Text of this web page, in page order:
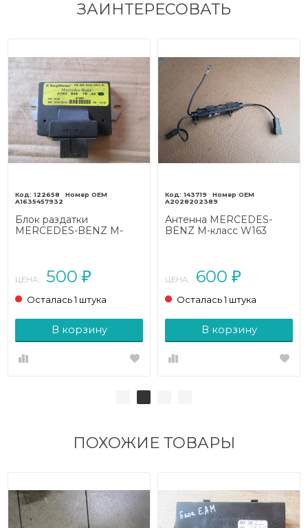
ЗАИНТЕРЕСОВАТЬ
122658
A1635457932
Блок раздатки
MERCEDES-BENZ M-
ЦЕНА: 500 ₽
Осталась 1 штука
В корзину
143719
A2028202389
Антенна MERCEDES-
BENZ M-класс W163
ЦЕНА: 600 ₽
Осталась 1 штука
В корзину
ПОХОЖИЕ ТОВАРЫ